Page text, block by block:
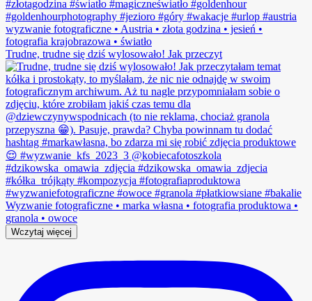
Trudne, trudne się dziś wylosowało! Jak przeczyt
Wczytaj więcej